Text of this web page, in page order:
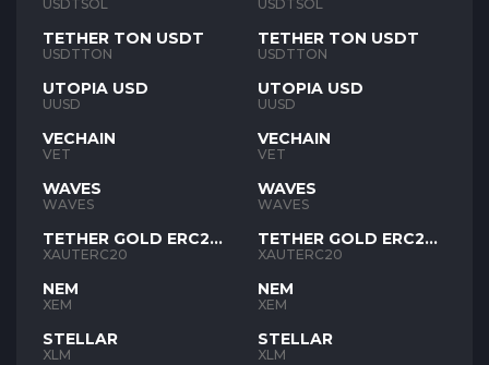
USDTSOL
TETHER TON USDT
USDTTON
UTOPIA USD
UUSD
VECHAIN
VET
WAVES
WAVES
TETHER GOLD ERC20
XAUT
XAUTERC20
NEM
XEM
STELLAR
XLM
USDTSOL
TETHER TON USDT
USDTTON
UTOPIA USD
UUSD
VECHAIN
VET
WAVES
WAVES
TETHER GOLD ERC20
XAUT
XAUTERC20
NEM
XEM
STELLAR
XLM